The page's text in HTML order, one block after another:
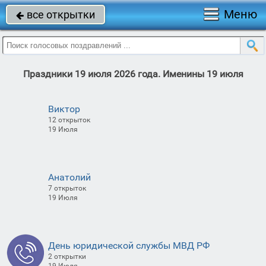
 все открытки Меню
Праздники 19 июля 2026 года. Именины 19 июля
Виктор
12 открыток
19 Июля
Анатолий
7 открыток
19 Июля
День юридической службы МВД РФ
2 открытки